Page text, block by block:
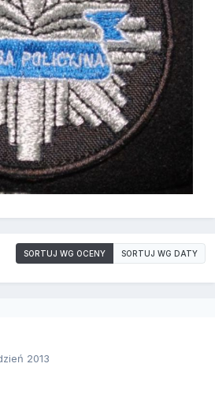
SORTUJ WG OCENY SORTUJ WG DATY
2013